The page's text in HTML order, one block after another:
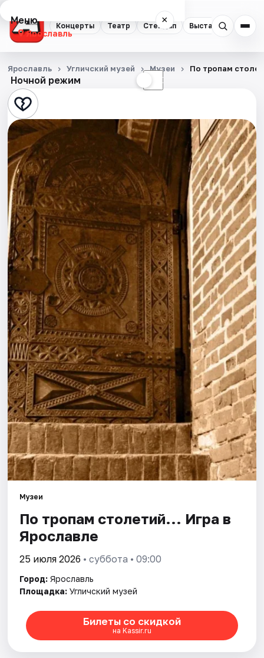
Концерты Театр Стендап Выставки
Меню ×
Ярославль
Концерты
Театр
Стендап
Выставки
Квесты
Экскурсии
События
Города
Площадки
Артисты
Рейтинги
Ночной режим ☾
Ярославль Угличский музей Музеи По тропам
Музеи
По тропам столетий... Игра в
Ярославле
25 июля 2026 • суббота • 09:00
Город: Ярославль
Площадка: Угличский музей
Билеты со скидкой
на Kassir.ru